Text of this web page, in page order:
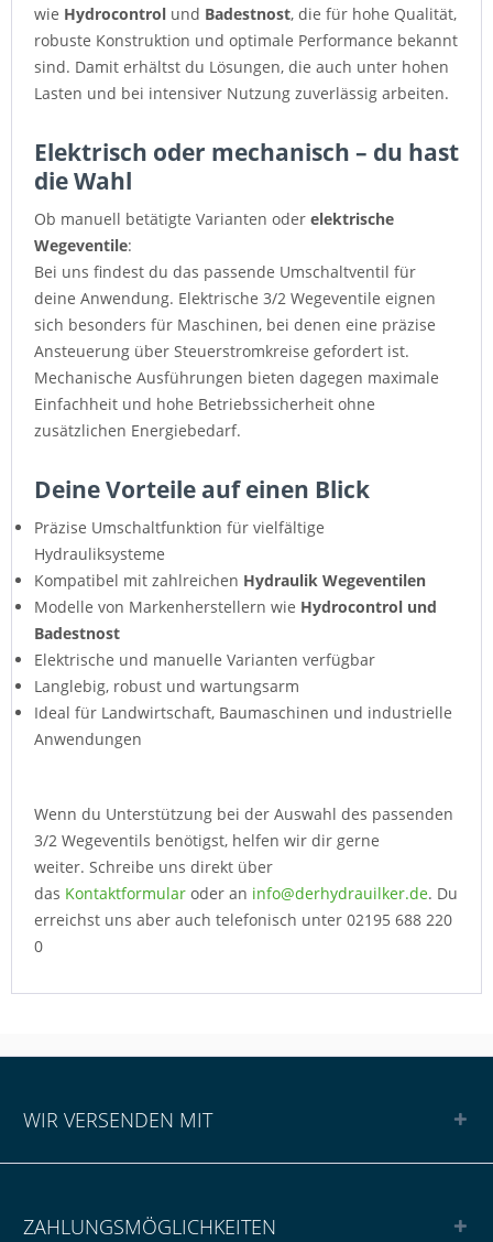
wie Hydrocontrol und Badestnost, die für hohe Qualität,
robuste Konstruktion und optimale Performance bekannt
sind. Damit erhältst du Lösungen, die auch unter hohen
Lasten und bei intensiver Nutzung zuverlässig arbeiten.
Elektrisch oder mechanisch – du hast
die Wahl
Ob manuell betätigte Varianten oder elektrische
Wegeventile:
Bei uns findest du das passende Umschaltventil für
deine Anwendung. Elektrische 3/2 Wegeventile eignen
sich besonders für Maschinen, bei denen eine präzise
Ansteuerung über Steuerstromkreise gefordert ist.
Mechanische Ausführungen bieten dagegen maximale
Einfachheit und hohe Betriebssicherheit ohne
zusätzlichen Energiebedarf.
Deine Vorteile auf einen Blick
Präzise Umschaltfunktion für vielfältige
Hydrauliksysteme
Kompatibel mit zahlreichen Hydraulik Wegeventilen
Modelle von Markenherstellern wie Hydrocontrol und
Badestnost
Elektrische und manuelle Varianten verfügbar
Langlebig, robust und wartungsarm
Ideal für Landwirtschaft, Baumaschinen und industrielle
Anwendungen
Wenn du Unterstützung bei der Auswahl des passenden
3/2 Wegeventils benötigst, helfen wir dir gerne
weiter. Schreibe uns direkt über
das Kontaktformular oder an info@derhydrauilker.de. Du
erreichst uns aber auch telefonisch unter 02195 688 220
0
WIR VERSENDEN MIT
ZAHLUNGSMÖGLICHKEITEN